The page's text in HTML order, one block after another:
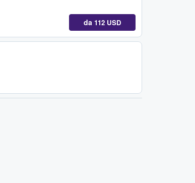
da 112 USD